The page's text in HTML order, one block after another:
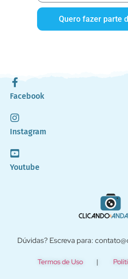
Quero fazer parte
Facebook
Instagram
Youtube
Dúvidas? Escreva para:
Termos de Uso|